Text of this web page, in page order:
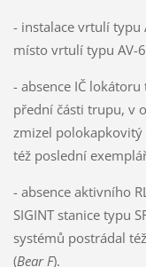
- instalace vrtulí typu
místo vrtulí typu AV-
- absence IČ
přední části trupu, v
zmizel
též poslední
- absence aktivního
SIGINT stanice typu
systémů postrádal
(Bear F).